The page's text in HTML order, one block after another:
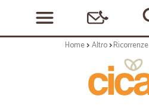
Home Altro Ricorrenze